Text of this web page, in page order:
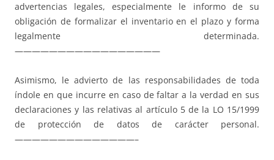
advertencias legales, especialmente le informo de su
obligación de formalizar el inventario en el plazo y forma
legalmente determinada.
—————————————————
Asimismo, le advierto de las responsabi­lidades de toda
índole en que incurre en caso de faltar a la verdad en sus
declaraciones y las relativas al artículo 5 de la LO 15/1999
de protección de datos de carácter personal.
——————————————–